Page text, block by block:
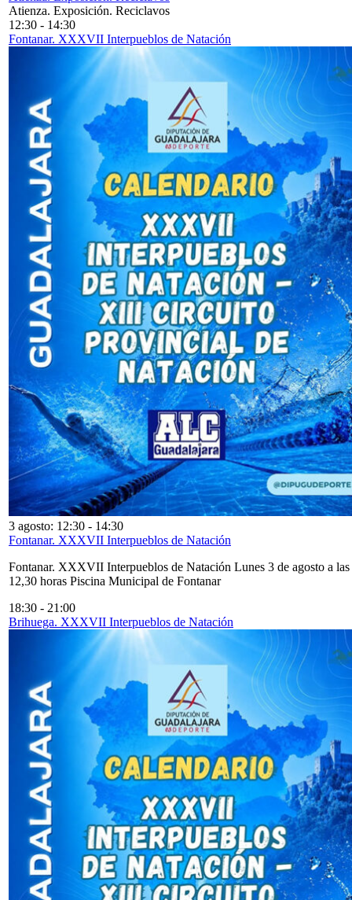
Atienza. Exposición. Reciclavos
12:30 - 14:30
Fontanar. XXXVII Interpueblos de Natación
3 agosto: 12:30 - 14:30
Fontanar. XXXVII Interpueblos de Natación
Fontanar. XXXVII Interpueblos de Natación Lunes 3 de agosto a las
12,30 horas Piscina Municipal de Fontanar
18:30 - 21:00
Brihuega. XXXVII Interpueblos de Natación